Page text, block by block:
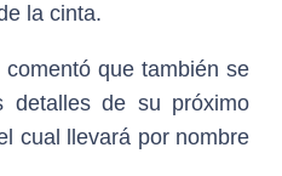
la cinta.
que también se
detalles de su próximo
cual llevará por nombre